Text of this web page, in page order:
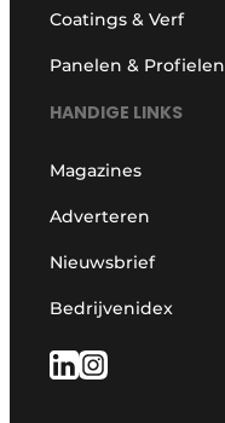
Coatings & Verf
Panelen & Profielen
HANDIGE LINKS
Magazines
Adverteren
Nieuwsbrief
Bedrijvenidex